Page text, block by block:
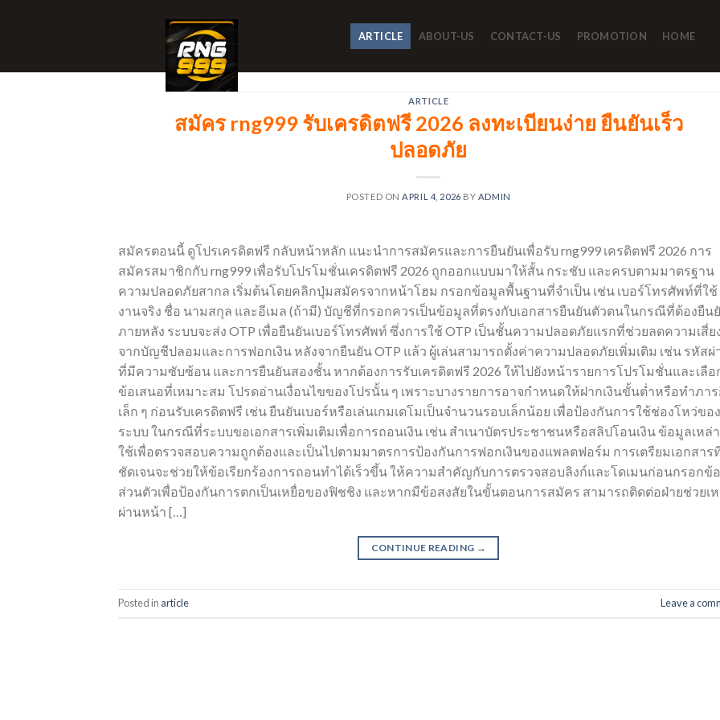
ARTICLE ABOUT-US CONTACT-US PROMOTION HOME
ARTICLE
สมัคร rng999 รับเครดิตฟรี 2026 ลงทะเบียนง่าย ยืนยันเร็ว
ปลอดภัย
POSTED ON APRIL 4, 2026 BY ADMIN
สมัครตอนนี้ ดูโปรเครดิตฟรี กลับหน้าหลัก แนะนำการสมัครและการยืนยันเพื่อรับ rng999 เครดิตฟรี 2026 การ
สมัครสมาชิกกับ rng999 เพื่อรับโปรโมชั่นเครดิตฟรี 2026 ถูกออกแบบมาให้สั้น กระชับ และครบตามมาตรฐาน
ความปลอดภัยสากล เริ่มต้นโดยคลิกปุ่มสมัครจากหน้าโฮม กรอกข้อมูลพื้นฐานที่จำเป็น เช่น เบอร์โทรศัพท์ที่ใช้
งานจริง ชื่อ นามสกุล และอีเมล (ถ้ามี) บัญชีที่กรอกควรเป็นข้อมูลที่ตรงกับเอกสารยืนยันตัวตนในกรณีที่ต้องยืน
ภายหลัง ระบบจะส่ง OTP เพื่อยืนยันเบอร์โทรศัพท์ ซึ่งการใช้ OTP เป็นชั้นความปลอดภัยแรกที่ช่วยลดความเสี่ย
จากบัญชีปลอมและการฟอกเงิน หลังจากยืนยัน OTP แล้ว ผู้เล่นสามารถตั้งค่าความปลอดภัยเพิ่มเติม เช่น รหัสผ่
ที่มีความซับซ้อน และการยืนยันสองชั้น หากต้องการรับเครดิตฟรี 2026 ให้ไปยังหน้ารายการโปรโมชั่นและเลือ
ข้อเสนอที่เหมาะสม โปรดอ่านเงื่อนไขของโปรนั้น ๆ เพราะบางรายการอาจกำหนดให้ฝากเงินขั้นต่ำหรือทำภา
เล็ก ๆ ก่อนรับเครดิตฟรี เช่น ยืนยันเบอร์หรือเล่นเกมเดโมเป็นจำนวนรอบเล็กน้อย เพื่อป้องกันการใช้ช่องโหว่ของ
ระบบ ในกรณีที่ระบบขอเอกสารเพิ่มเติมเพื่อการถอนเงิน เช่น สำเนาบัตรประชาชนหรือสลิปโอนเงิน ข้อมูลเหล่
ใช้เพื่อตรวจสอบความถูกต้องและเป็นไปตามมาตรการป้องกันการฟอกเงินของแพลตฟอร์ม การเตรียมเอกสาร
ชัดเจนจะช่วยให้ข้อเรียกร้องการถอนทำได้เร็วขึ้น ให้ความสำคัญกับการตรวจสอบลิงก์และโดเมนก่อนกรอกข้
ส่วนตัวเพื่อป้องกันการตกเป็นเหยื่อของฟิชชิง และหากมีข้อสงสัยในขั้นตอนการสมัคร สามารถติดต่อฝ่ายช่วยเ
ผ่านหน้า […]
CONTINUE READING →
Posted in article Leave a